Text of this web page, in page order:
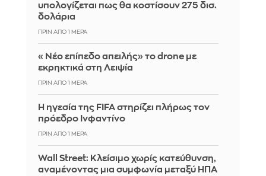
υπολογίζεται πως θα κοστίσουν 275 δισ.
δολάρια
ΠΡΙΝ ΑΠΌ 1 ΜΈΡΑ
«Νέο επίπεδο απειλής» το drone με
εκρηκτικά στη Λειψία
ΠΡΙΝ ΑΠΌ 1 ΜΈΡΑ
Η ηγεσία της FIFA στηρίζει πλήρως τον
πρόεδρο Ινφαντίνο
ΠΡΙΝ ΑΠΌ 1 ΜΈΡΑ
Wall Street: Κλείσιμο χωρίς κατεύθυνση,
αναμένοντας μια συμφωνία μεταξύ ΗΠΑ